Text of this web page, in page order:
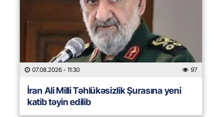
07.08.2026 - 11:30 97
İran Ali Milli Təhlükəsizlik Şurasına yeni
katib təyin edilib